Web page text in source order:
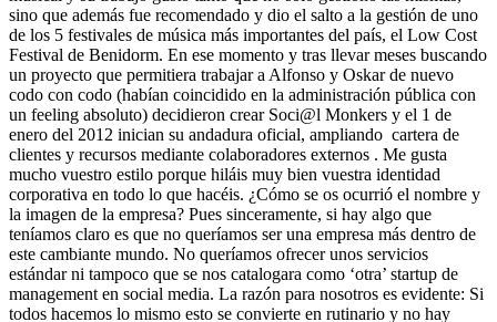
sino que además fue recomendado y dio el salto a la gestión de uno
de los 5 festivales de música más importantes del país, el Low Cost
Festival de Benidorm. En ese momento y tras llevar meses buscando
un proyecto que permitiera trabajar a Alfonso y Oskar de nuevo
codo con codo (habían coincidido en la administración pública con
un feeling absoluto) decidieron crear Soci@l Monkers y el 1 de
enero del 2012 inician su andadura oficial, ampliando cartera de
clientes y recursos mediante colaboradores externos . Me gusta
mucho vuestro estilo porque hiláis muy bien vuestra identidad
corporativa en todo lo que hacéis. ¿Cómo se os ocurrió el nombre y
la imagen de la empresa? Pues sinceramente, si hay algo que
teníamos claro es que no queríamos ser una empresa más dentro de
este cambiante mundo. No queríamos ofrecer unos servicios
estándar ni tampoco que se nos catalogara como ‘otra’ startup de
management en social media. La razón para nosotros es evidente: Si
todos hacemos lo mismo esto se convierte en rutinario y no hay